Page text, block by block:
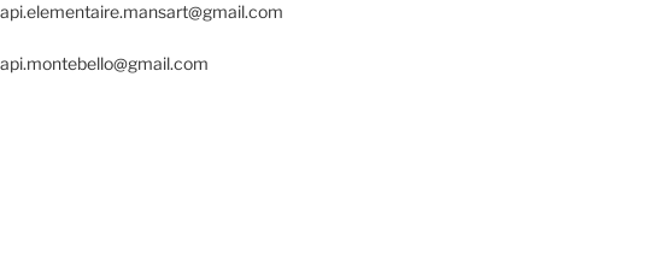
api.elementaire.mansart@gmail.com
api.montebello@gmail.com